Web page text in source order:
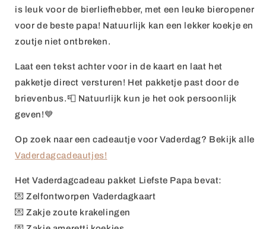
is leuk voor de bierliefhebber, met een leuke bieropener
voor de beste papa! Natuurlijk kan een lekker koekje en
zoutje niet ontbreken.
Laat een tekst achter voor in de kaart en laat het
pakketje direct versturen! Het pakketje past door de
brievenbus.📮 Natuurlijk kun je het ook persoonlijk
geven!💙
Op zoek naar een cadeautje voor Vaderdag? Bekijk alle
Vaderdagcadeautjes!
Het Vaderdagcadeau pakket Liefste Papa bevat:
💌 Zelfontworpen Vaderdagkaart
💌Zakje zoute krakelingen